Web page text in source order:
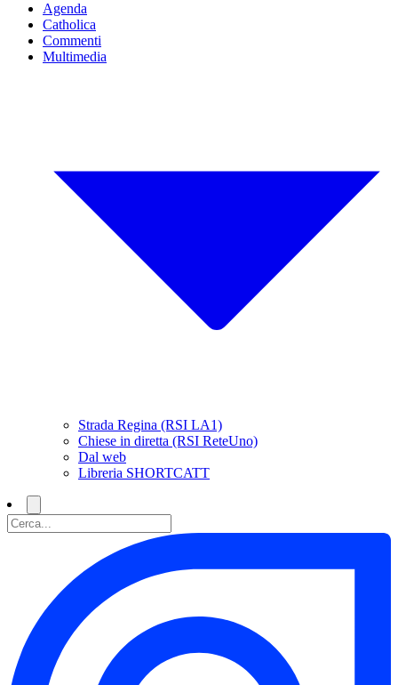
Agenda
Catholica
Commenti
Multimedia
Strada Regina (RSI LA1)
Chiese in diretta (RSI ReteUno)
Dal web
Libreria SHORTCATT